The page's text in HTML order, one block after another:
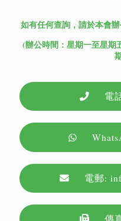
如有任何查詢，請於本會
(辦公時間：星期一至星期
電
電郵:
傳